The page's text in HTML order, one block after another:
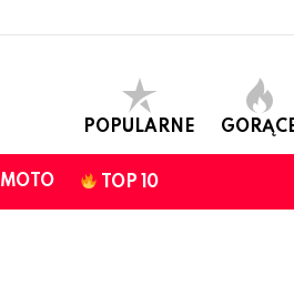
POPULARNE
MOTO TOP 10